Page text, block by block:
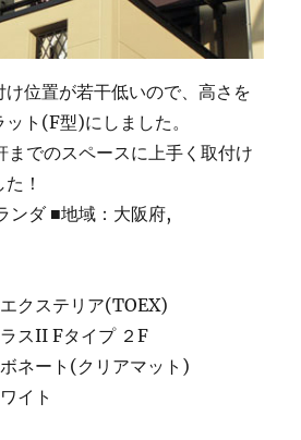
位置が若干低いので、高さを
ト(F型)にしました。
までのスペースに上手く取付け
！
ンダ ■地域：大阪府,
クステリア(TOEX)
スII Fタイプ ２F
ネート(クリアマット)
イト